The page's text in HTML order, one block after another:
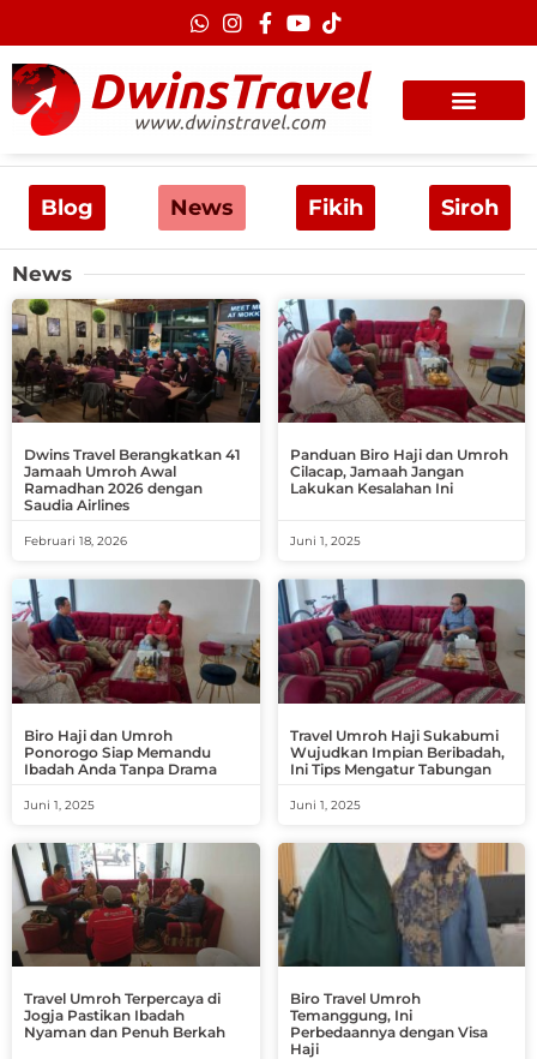
konten
Blog News Fikih Siroh
News
Dwins Travel Berangkatkan 41
Jamaah Umroh Awal
Ramadhan 2026 dengan
Saudia Airlines
Februari 18, 2026
Panduan Biro Haji dan Umroh
Cilacap, Jamaah Jangan
Lakukan Kesalahan Ini
Juni 1, 2025
Biro Haji dan Umroh
Ponorogo Siap Memandu
Ibadah Anda Tanpa Drama
Juni 1, 2025
Travel Umroh Haji Sukabumi
Wujudkan Impian Beribadah,
Ini Tips Mengatur Tabungan
Juni 1, 2025
Travel Umroh Terpercaya di
Jogja Pastikan Ibadah
Nyaman dan Penuh Berkah
Biro Travel Umroh
Temanggung, Ini
Perbedaannya dengan Visa
Haji
PagePage Page Page